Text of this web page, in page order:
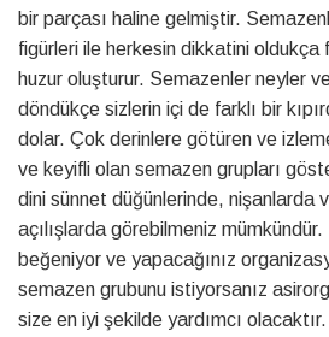
bir parçası haline gelmiştir.
figürleri ile herkesin dikkatini oldukça
huzur oluşturur. Semazenler neyler
döndükçe sizlerin içi de farklı bir
dolar. Çok derinlere götüren ve
ve keyifli olan semazen grupları
dini sünnet düğünlerinde, nişanlarda
açılışlarda görebilmeniz
beğeniyor ve yapacağınız
semazen grubunu istiyorsanız
size en iyi şekilde yardımcı